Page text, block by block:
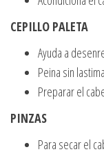
CEPILLO PALETA
Ayuda a
Peina sin
Preparar el
PINZAS
Para secar el